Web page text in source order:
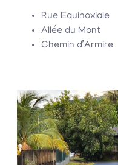
Rue Equinoxiale
Allée du Mont
Chemin d’Armire